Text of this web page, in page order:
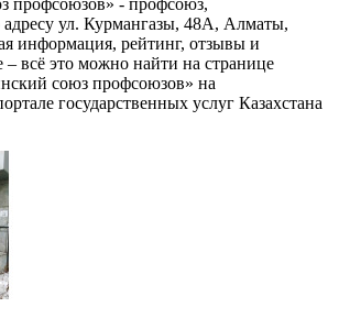
ул. Курмангазы, 48А, Алматы,
информация, рейтинг, отзывы и
всё это можно найти на странице
союз профсоюзов» на
государственных услуг Казахстана